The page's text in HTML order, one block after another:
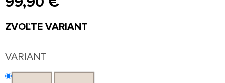
cena:
ZVOĽTE VARIANT
VARIANT